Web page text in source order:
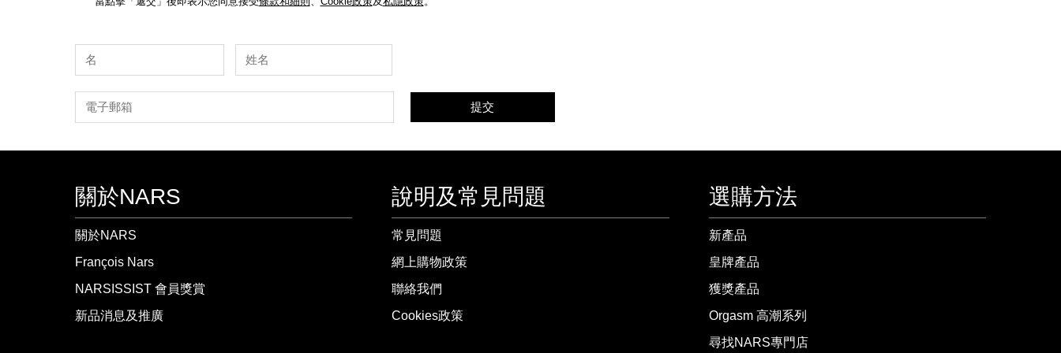
提交
關於NARS
關於NARS
François Nars
NARSISSIST 會員獎賞
新品消息及推廣
說明及常見問題
常見問題
網上購物政策
聯絡我們
Cookies政策
選購方法
新產品
皇牌產品
獲獎產品
Orgasm 高潮系列
尋找NARS專門店